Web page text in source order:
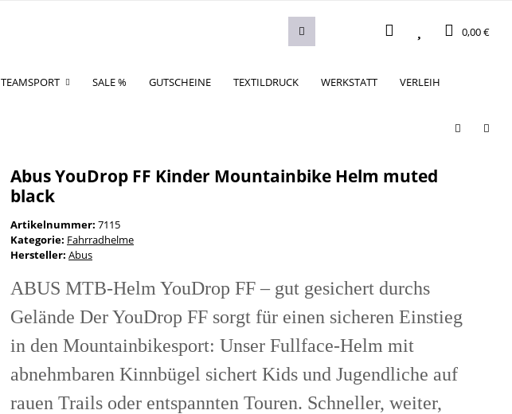
0,00 €
TEAMSPORT SALE % GUTSCHEINE TEXTILDRUCK WERKSTATT VERLEIH
Abus YouDrop FF Kinder Mountainbike Helm muted
black
Artikelnummer: 7115
Kategorie: Fahrradhelme
Hersteller: Abus
ABUS MTB-Helm YouDrop FF – gut gesichert durchs
Gelände Der YouDrop FF sorgt für einen sicheren Einstieg
in den Mountainbikesport: Unser Fullface-Helm mit
abnehmbaren Kinnbügel sichert Kids und Jugendliche auf
rauen Trails oder entspannten Touren. Schneller, weiter,